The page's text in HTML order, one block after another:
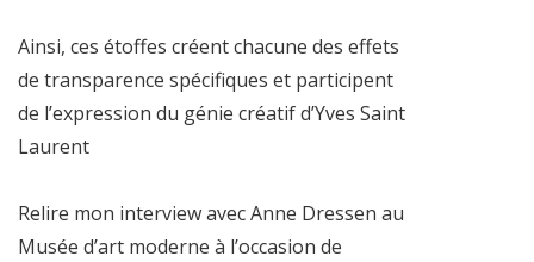
Ainsi, ces étoffes créent chacune des effets
de transparence spécifiques et participent
de l’expression du génie créatif d’Yves Saint
Laurent
Relire mon interview avec Anne Dressen au
Musée d’art moderne à l’occasion de